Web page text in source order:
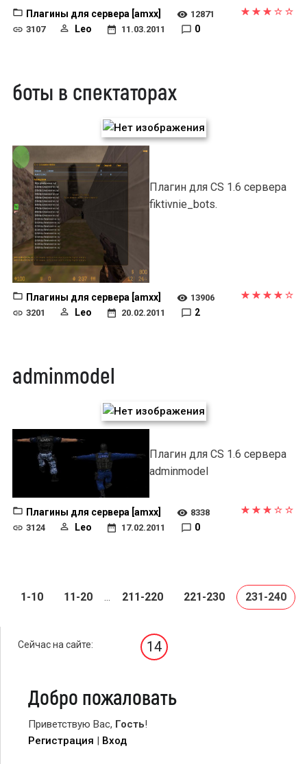
Плагины для сервера [amxx]
12871
3107
Leo 11.03.2011 0
боты в спектаторах
Плагин для CS 1.6 сервера
fiktivnie_bots.
Плагины для сервера [amxx]
13906
3201
Leo 20.02.2011 2
adminmodel
Плагин для CS 1.6 сервера
adminmodel
Плагины для сервера [amxx]
8338
3124
Leo 17.02.2011 0
1-10 11-20 ... 211-220 221-230 231-240
Сейчас на сайте: 14
Добро пожаловать
Приветствую Вас, Гость!
Регистрация | Вход